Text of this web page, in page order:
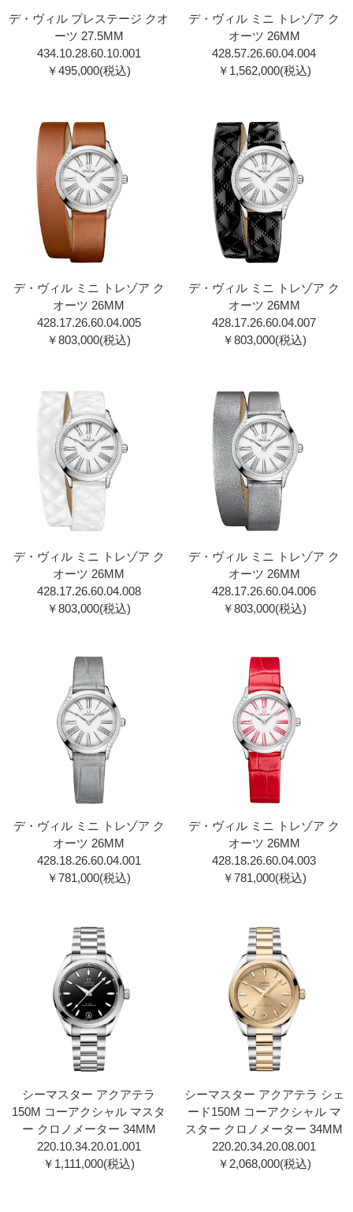
デ・ヴィル プレステージ クオ
ーツ 27.5MM
434.10.28.60.10.00 1
￥495,000(税込)
デ・ヴィル ミニ トレゾア ク
オーツ 26MM
428.57.26.60.04.00 4
￥1,562,000(税込)
デ・ヴィル ミニ トレゾア ク
オーツ 26MM
428.17.26.60.04.00 5
￥803,000(税込)
デ・ヴィル ミニ トレゾア ク
オーツ 26MM
428.17.26.60.04.00 7
￥803,000(税込)
デ・ヴィル ミニ トレゾア ク
オーツ 26MM
428.17.26.60.04.00 8
￥803,000(税込)
デ・ヴィル ミニ トレゾア ク
オーツ 26MM
428.17.26.60.04.00 6
￥803,000(税込)
デ・ヴィル ミニ トレゾア ク
オーツ 26MM
428.18.26.60.04.00 1
￥781,000(税込)
デ・ヴィル ミニ トレゾア ク
オーツ 26MM
428.18.26.60.04.00 3
￥781,000(税込)
シーマスター アクアテラ
150M コーアクシャル マスタ
ー クロノメーター 34MM
220.10.34.20.01.00 1
￥1,111,000(税込)
シーマスター アクアテラ シェ
ード150M コーアクシャル マ
スター クロノメーター 34MM
220.20.34.20.08.00 1
￥2,068,000(税込)